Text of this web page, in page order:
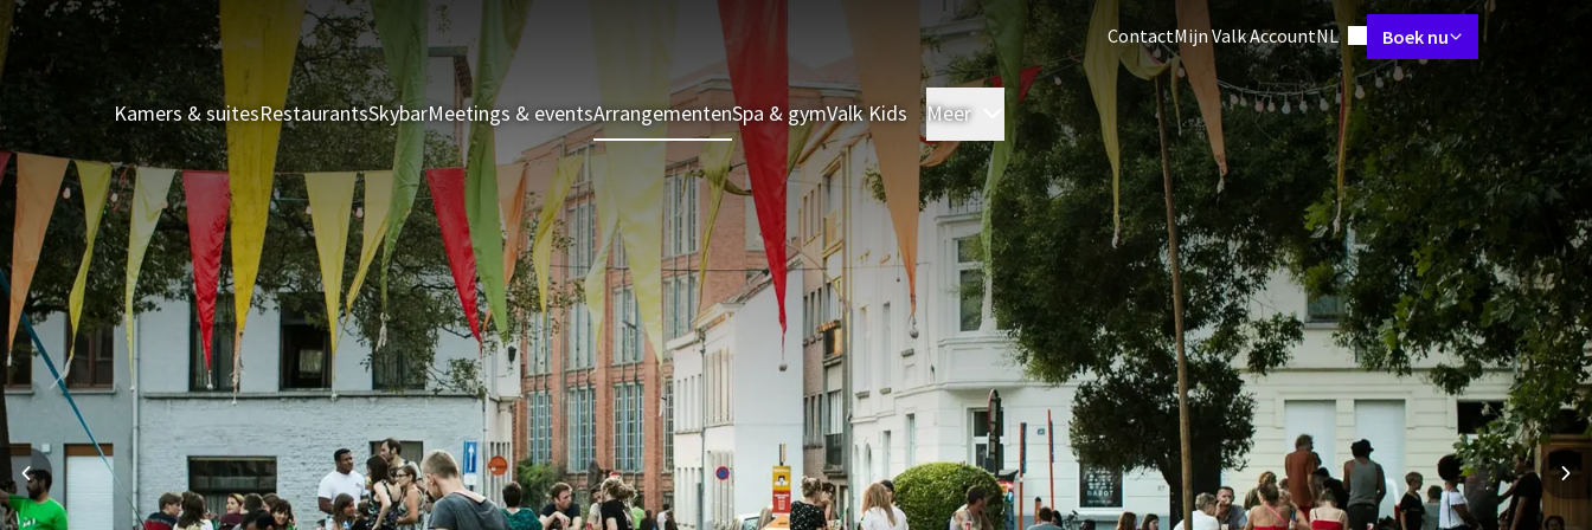
ContactMijn Valk AccountIngestelde taal
NL Boek nu
Kamers & suitesRestaurantsSkybarMeetings & eventsArrangementenSpa & gymValk Kids Meer Kamers & suites RestaurantsSkybar Meetings & events